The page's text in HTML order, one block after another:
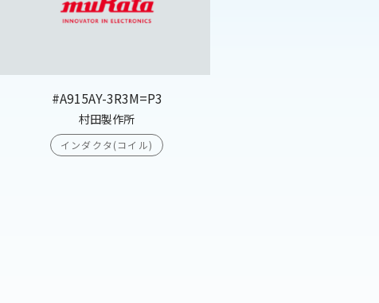
#A915AY-3R3M=P3
村田製作所
インダクタ(コイル)